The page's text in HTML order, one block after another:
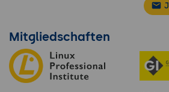
Mitgliedschaften